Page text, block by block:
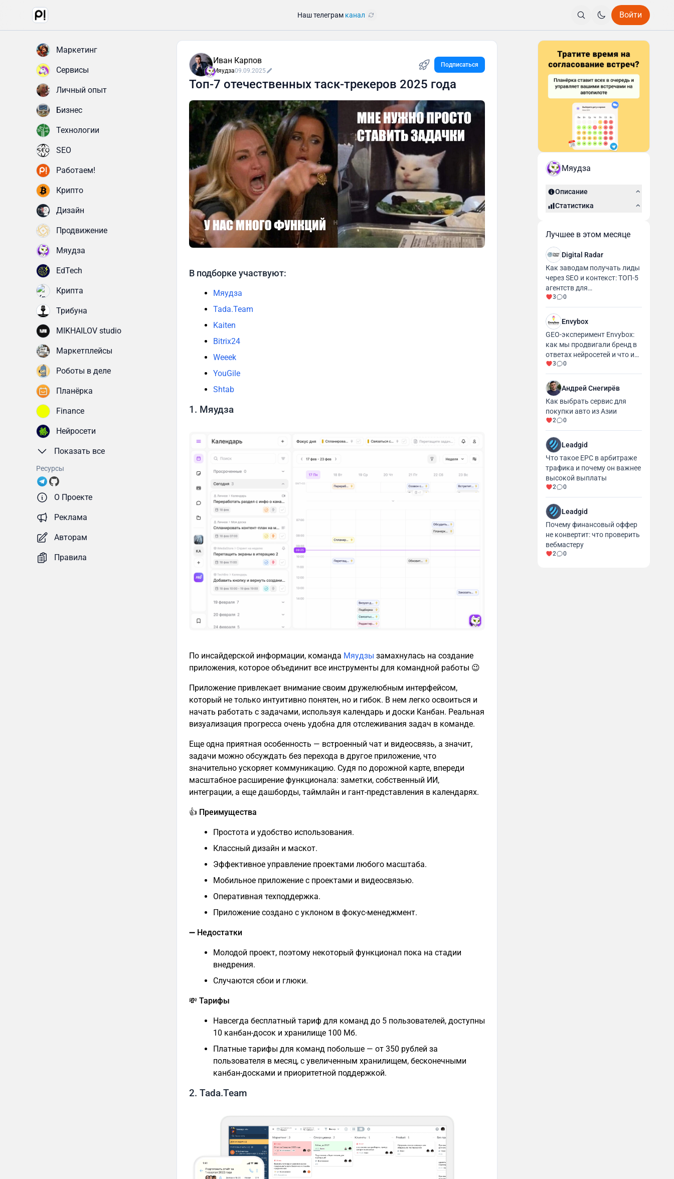
Наш телеграм канал Войти
Маркетинг
Сервисы
Личный опыт
Бизнес
Технологии
SEO
Работаем!
Крипто
Дизайн
Продвижение
Мяудза
EdTech
Крипта
Трибуна
MIKHAILOV studio
Маркетплейсы
Роботы в деле
Планёрка
Finance
Нейросети
Показать все
Ресурсы
О Проекте
Реклама
Авторам
Правила
Иван Карпов
Мяудза09.09.2025
Подписаться
Топ-7 отечественных таск-трекеров 2025 года
В подборке участвуют:
Мяудза
Tada.Team
Kaiten
Bitrix24
Weeek
YouGile
Shtab
1. Мяудза
По инсайдерской информации, команда Мяудзы замахнулась на создание
приложения, которое объединит все инструменты для командной работы 😉
Приложение привлекает внимание своим дружелюбным интерфейсом,
который не только интуитивно понятен, но и гибок. В нем легко освоиться и
начать работать с задачами, используя календарь и доски Канбан. Реальная
визуализация прогресса очень удобна для отслеживания задач в команде.
Еще одна приятная особенность — встроенный чат и видеосвязь, а значит,
задачи можно обсуждать без перехода в другое приложение, что
значительно ускоряет коммуникацию. Судя по дорожной карте, впереди
масштабное расширение функционала: заметки, собственный ИИ,
интеграции, а еще дашборды, таймлайн и гант-представления в календарях.
👍 Преимущества
Простота и удобство использования.
Классный дизайн и маскот.
Эффективное управление проектами любого масштаба.
Мобильное приложение с проектами и видеосвязью.
Оперативная техподдержка.
Приложение создано с уклоном в фокус-менеджмент.
➖ Недостатки
Молодой проект, поэтому некоторый функционал пока на стадии
внедрения.
Случаются сбои и глюки.
💸 Тарифы
Навсегда бесплатный тариф для команд до 5 пользователей, доступны
10 канбан-досок и хранилище 100 Мб.
Платные тарифы для команд побольше — от 350 рублей за
пользователя в месяц, с увеличенным хранилищем, бесконечными
канбан-досками и приоритетной поддержкой.
2. Tada.Team
Мяудза
Описание
Статистика
Лучшее в этом месяце
Digital Radar
Как заводам получать лиды
через SEO и контекст: ТОП-5
агентств для
промышленности и
производства
3 0
Envybox
GEO-эксперимент Envybox:
как мы продвигали бренд в
ответах нейросетей и что из
этого вышло
3 0
Андрей Снегирёв
Как выбрать сервис для
покупки авто из Азии
2 0
Leadgid
Что такое EPC в арбитраже
трафика и почему он важнее
высокой выплаты
2 0
Leadgid
Почему финансовый оффер
не конвертит: что проверить
вебмастеру
2 0